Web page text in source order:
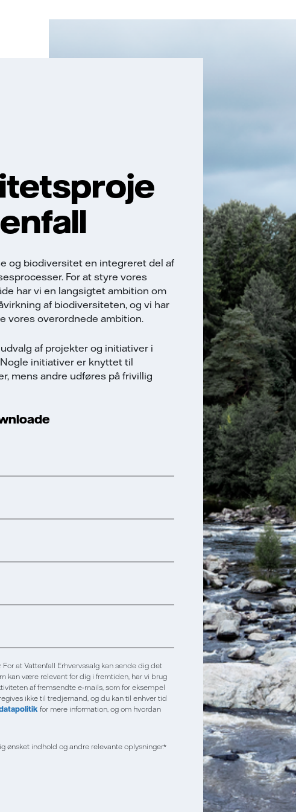
og biodiversitet en integreret del af
For at styre vores
har vi en langsigtet ambition om
af biodiversiteten, og vi har
vores overordnede ambition.
af projekter og initiativer i
initiativer er knyttet til
mens andre udføres på frivillig
at Vattenfall Erhvervssalg kan sende dig det
kan være relevant for dig i fremtiden, har vi brug
af fremsendte e-mails, som for eksempel
ikke til tredjemand, og du kan til enhver tid
for mere information, og om hvordan
ønsket indhold og andre relevante oplysninger.*